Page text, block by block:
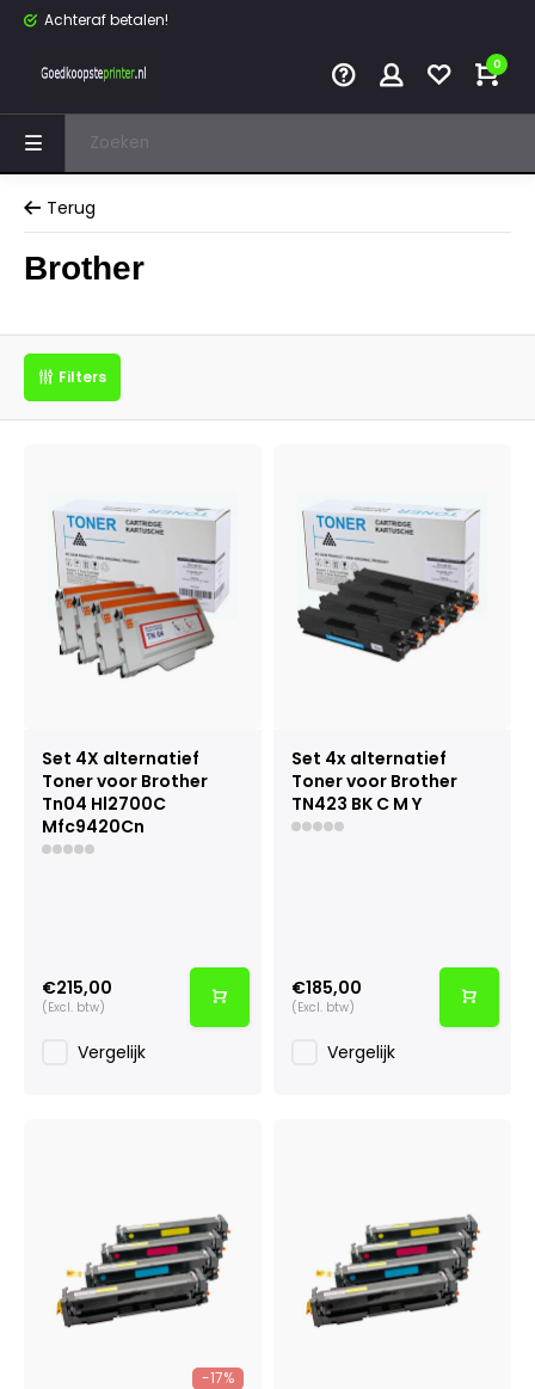
Achteraf betalen!
0
Terug
Brother
Filters
Set 4X alternatief
Toner voor Brother
Tn04 Hl2700C
Mfc9420Cn
€215,00
(Excl. btw)
Vergelijk
Set 4x alternatief
Toner voor Brother
TN423 BK C M Y
€185,00
(Excl. btw)
Vergelijk
-17%